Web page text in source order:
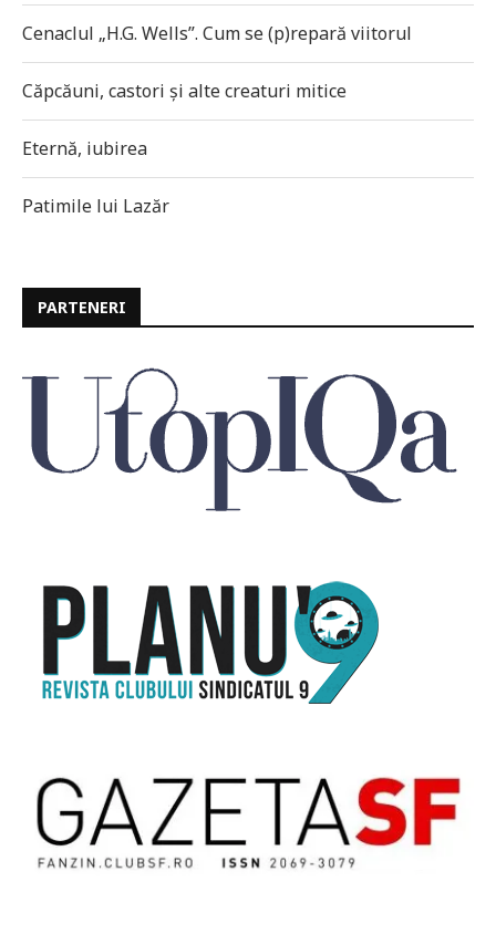
Cenaclul „H.G. Wells”. Cum se (p)repară viitorul
Căpcăuni, castori și alte creaturi mitice
Eternă, iubirea
Patimile lui Lazăr
PARTENERI